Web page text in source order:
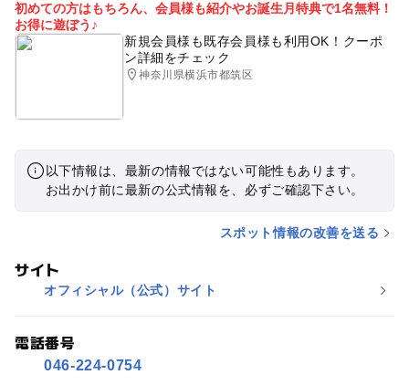
初めての方はもちろん、会員様も紹介やお誕生月特典で1名無料！
お得に遊ぼう♪
新規会員様も既存会員様も利用OK！クーポ
ン詳細をチェック
神奈川県横浜市都筑区
以下情報は、最新の情報ではない可能性もあります。
お出かけ前に最新の公式情報を、必ずご確認下さい。
スポット情報の改善を送る
サイト
オフィシャル（公式）サイト
電話番号
046-224-0754